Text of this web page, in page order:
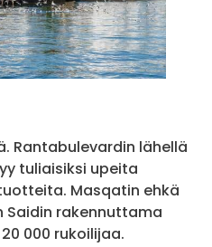
Rantabulevardin lähellä
tuliaisiksi upeita
Masqatin ehkä
Saidin rakennuttama
000 rukoilijaa.